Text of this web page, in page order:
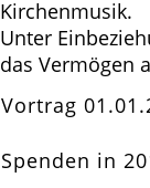
Kirchenmusik.
Unter
das Vermögen
Vortrag
Spenden in